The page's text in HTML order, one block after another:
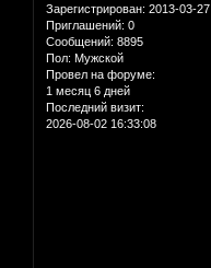
Зарегистрирован: 2013-03-27
Приглашений: 0
Сообщений: 8895
Пол: Мужской
Провел на форуме:
1 месяц 6 дней
Последний визит:
2026-08-02 16:33:08